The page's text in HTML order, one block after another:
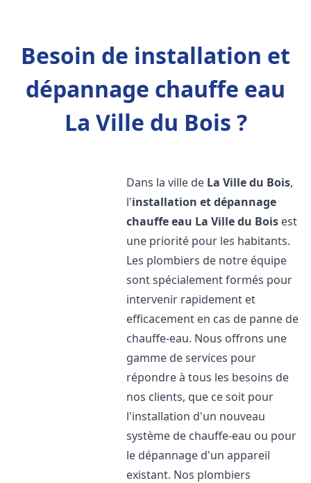
Besoin de installation et
dépannage chauffe eau
La Ville du Bois ?
Dans la ville de La Ville du Bois,
l'installation et dépannage
chauffe eau La Ville du Bois est
une priorité pour les habitants.
Les plombiers de notre équipe
sont spécialement formés pour
intervenir rapidement et
efficacement en cas de panne de
chauffe-eau. Nous offrons une
gamme de services pour
répondre à tous les besoins de
nos clients, que ce soit pour
l'installation d'un nouveau
système de chauffe-eau ou pour
le dépannage d'un appareil
existant. Nos plombiers